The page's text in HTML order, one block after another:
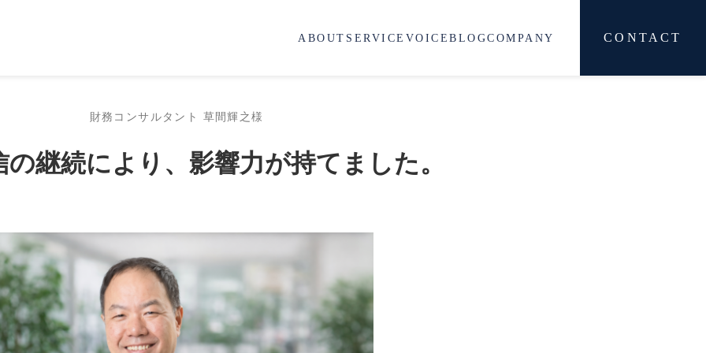
ABOUT SERVICE VOICEBLOGCOMPANY CONTACT
財務コンサルタント 草間輝之様
の継続により、影響力が持てました。